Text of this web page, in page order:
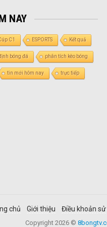
NAY
C1 ESPORTS Kết quả
bóng đá phân tích kèo bóng
tin mới hôm nay trực tiếp
chủ Giới thiệu Điều khoản
Copyright 2026 ©